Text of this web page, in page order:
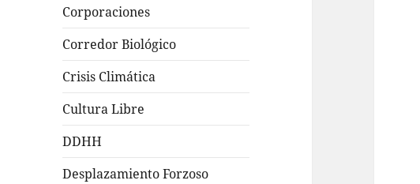
Corporaciones
Corredor Biológico
Crisis Climática
Cultura Libre
DDHH
Desplazamiento Forzoso